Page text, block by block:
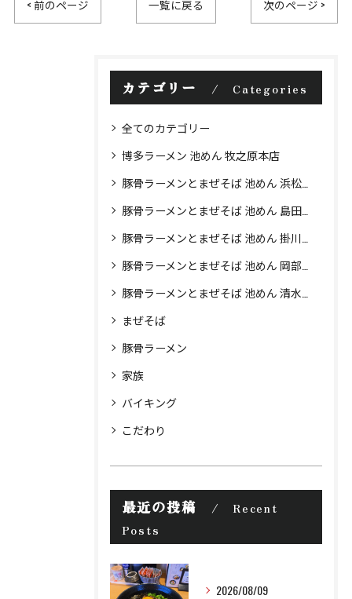
< 前のページ 一覧に戻る 次のページ >
カテゴリー Categories
全てのカテゴリー
博多ラーメン 池めん 牧之原本店
豚骨ラーメンとまぜそば 池めん 浜松店
豚骨ラーメンとまぜそば 池めん 島田店
豚骨ラーメンとまぜそば 池めん 掛川店
豚骨ラーメンとまぜそば 池めん 岡部店
豚骨ラーメンとまぜそば 池めん 清水町店
まぜそば
豚骨ラーメン
家族
バイキング
こだわり
最近の投稿
Recent
Posts
2026/08/09